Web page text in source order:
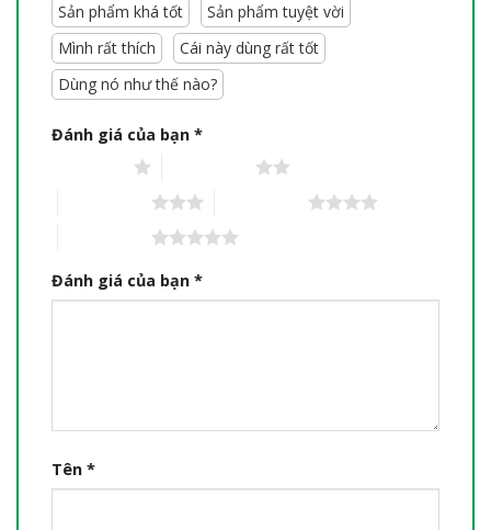
Sản phẩm khá tốt
Sản phẩm tuyệt vời
Mình rất thích
Cái này dùng rất tốt
Dùng nó như thế nào?
Đánh giá của bạn *
Đánh giá của bạn *
Tên *